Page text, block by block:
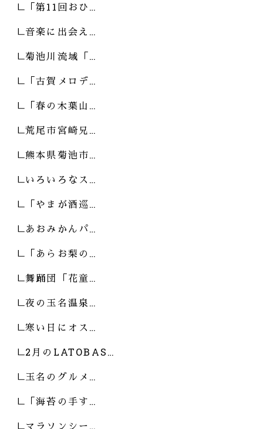
「第11回おひ…
音楽に出会え…
菊池川流域「…
「古賀メロデ…
「春の木葉山…
荒尾市宮崎兄…
熊本県菊池市…
いろいろなス…
「やまが酒巡…
あおみかんパ…
「あらお梨の…
舞踊団「花童…
夜の玉名温泉…
寒い日にオス…
2月のLATOBAS…
玉名のグルメ…
「海苔の手す…
マラソンシー…